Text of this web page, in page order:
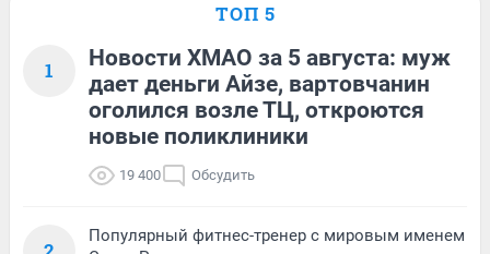
ТОП 5
1
Новости ХМАО за 5 августа: муж
дает деньги Айзе, вартовчанин
оголился возле ТЦ, откроются
новые поликлиники
19 400 Обсудить
Популярный фитнес-тренер с мировым именем